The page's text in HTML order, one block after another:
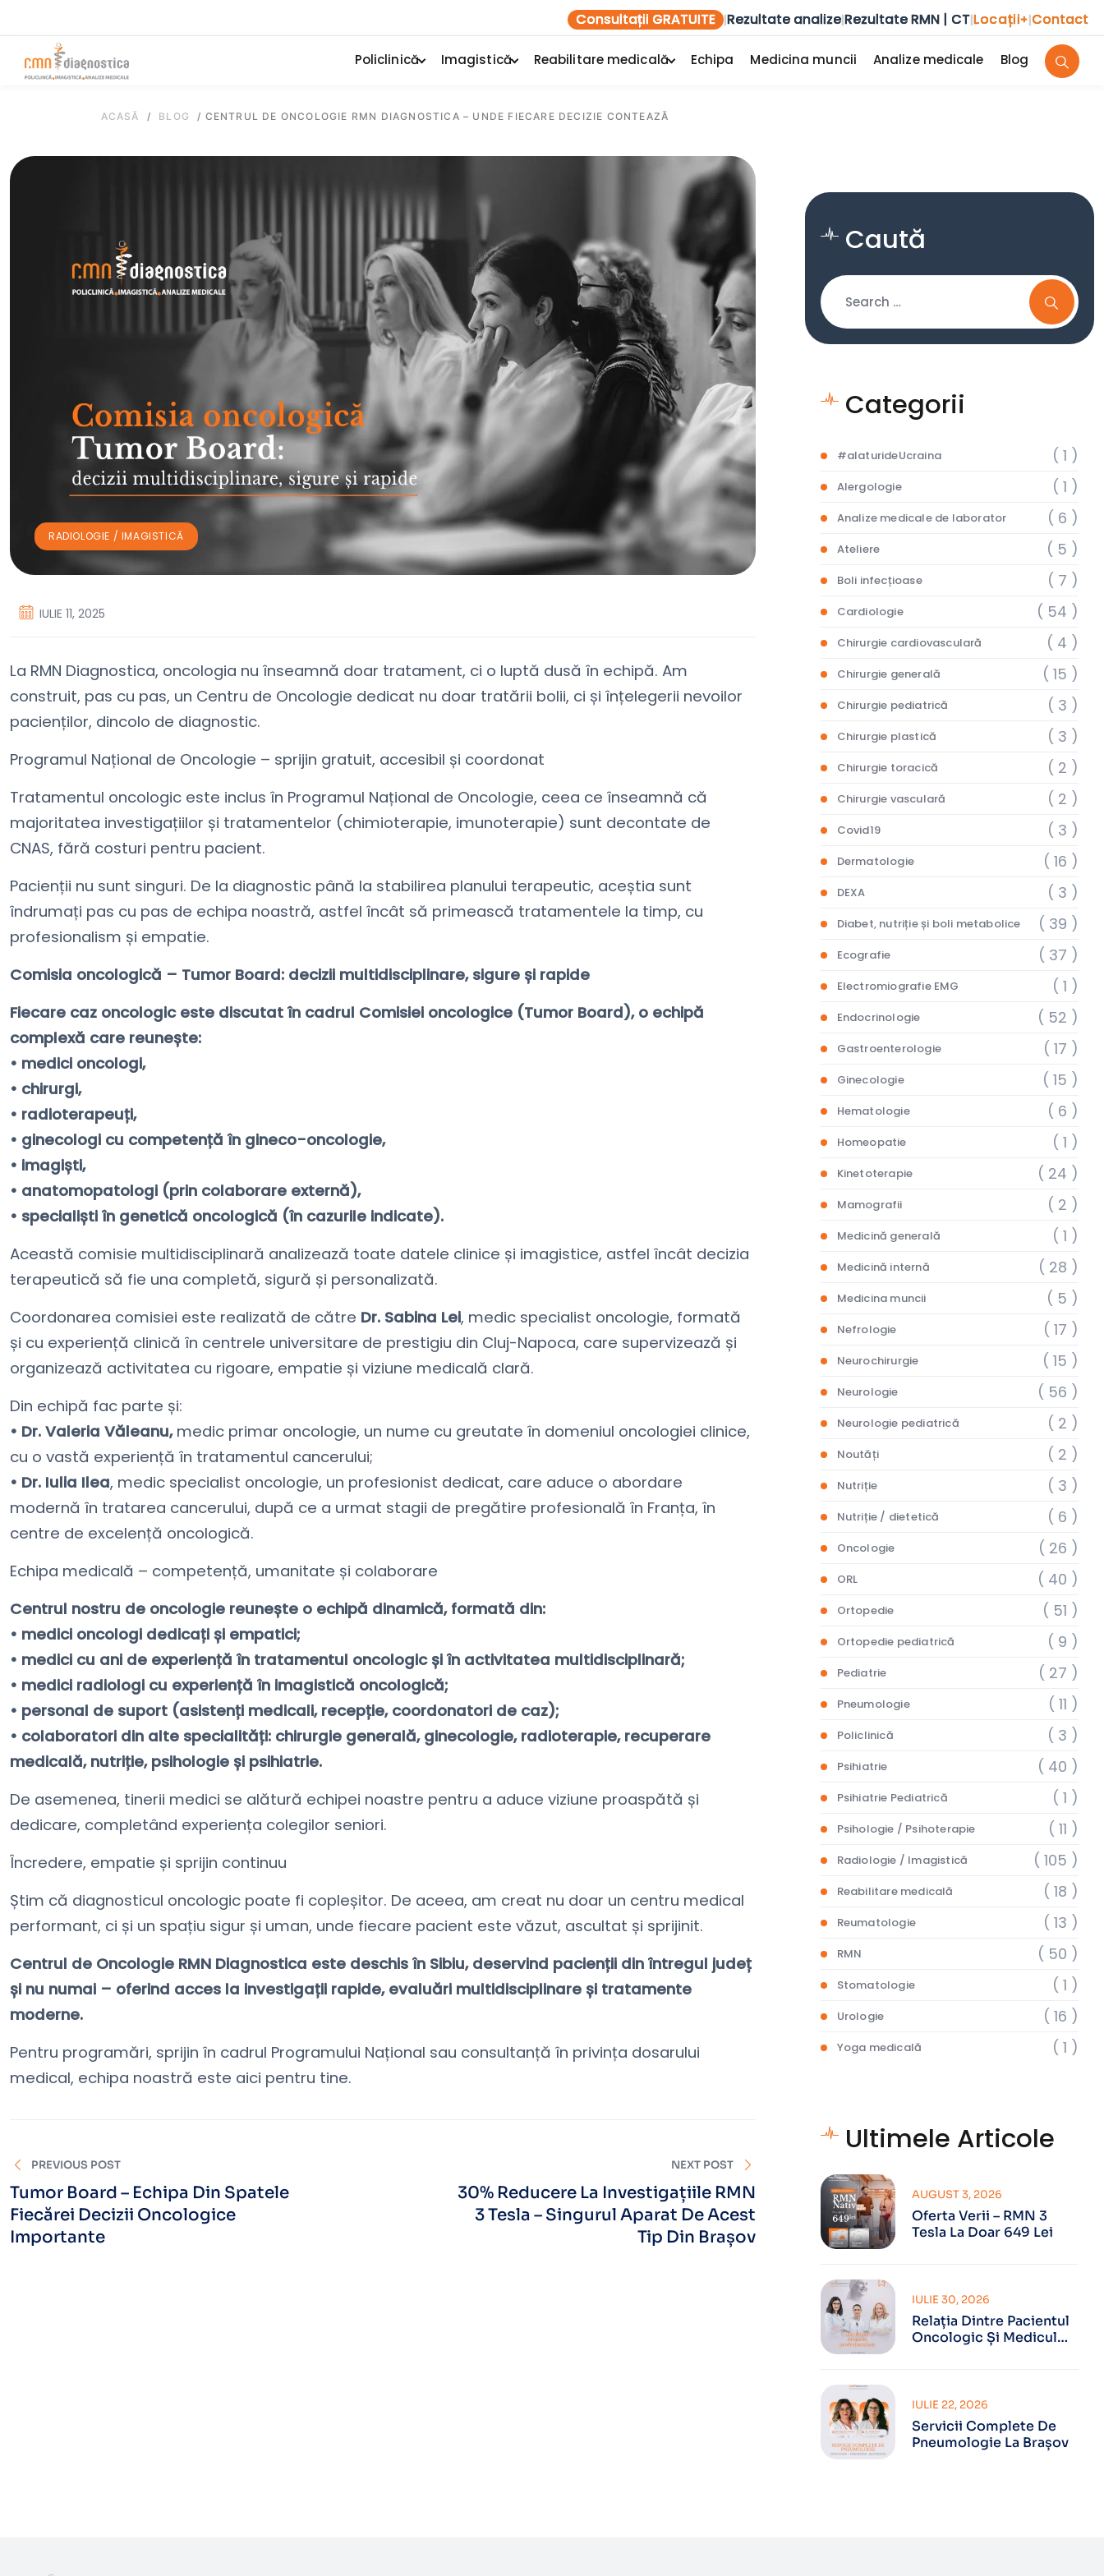
Consultații GRATUITE |Rezultate analize|Rezultate RMN | CT|Locații+|Contact
Policlinică Imagistică Reabilitare medicală Echipa Medicina muncii Analize medicale Blog
ACASĂ / BLOG / CENTRUL DE ONCOLOGIE RMN DIAGNOSTICA – UNDE FIECARE DECIZIE CONTEAZĂ
RADIOLOGIE / IMAGISTICĂ
IULIE 11, 2025
La RMN Diagnostica, oncologia nu înseamnă doar tratament, ci o luptă dusă în echipă. Am
construit, pas cu pas, un Centru de Oncologie dedicat nu doar tratării bolii, ci și înțelegerii nevoilor
pacienților, dincolo de diagnostic.
Programul Național de Oncologie – sprijin gratuit, accesibil și coordonat
Tratamentul oncologic este inclus în Programul Național de Oncologie, ceea ce înseamnă că
majoritatea investigațiilor și tratamentelor (chimioterapie, imunoterapie) sunt decontate de
CNAS, fără costuri pentru pacient.
Pacienții nu sunt singuri. De la diagnostic până la stabilirea planului terapeutic, aceștia sunt
îndrumați pas cu pas de echipa noastră, astfel încât să primească tratamentele la timp, cu
profesionalism și empatie.
Comisia oncologică – Tumor Board: decizii multidisciplinare, sigure și rapide
Fiecare caz oncologic este discutat în cadrul Comisiei oncologice (Tumor Board), o echipă
complexă care reunește:
• medici oncologi,
• chirurgi,
• radioterapeuți,
• ginecologi cu competență în gineco-oncologie,
• imagiști,
• anatomopatologi (prin colaborare externă),
• specialiști în genetică oncologică (în cazurile indicate).
Această comisie multidisciplinară analizează toate datele clinice și imagistice, astfel încât decizia
terapeutică să fie una completă, sigură și personalizată.
Coordonarea comisiei este realizată de către Dr. Sabina Lei, medic specialist oncologie, formată
și cu experiență clinică în centrele universitare de prestigiu din Cluj-Napoca, care supervizează și
organizează activitatea cu rigoare, empatie și viziune medicală clară.
Din echipă fac parte și:
• Dr. Valeria Văleanu,medic primar oncologie, un nume cu greutate în domeniul oncologiei clinice,
cu o vastă experiență în tratamentul cancerului;
• Dr. Iulia Ilea, medic specialist oncologie, un profesionist dedicat, care aduce o abordare
modernă în tratarea cancerului, după ce a urmat stagii de pregătire profesională în Franța, în
centre de excelență oncologică.
Echipa medicală – competență, umanitate și colaborare
Centrul nostru de oncologie reunește o echipă dinamică, formată din:
• medici oncologi dedicați și empatici;
• medici cu ani de experiență în tratamentul oncologic și în activitatea multidisciplinară;
• medici radiologi cu experiență în imagistică oncologică;
• personal de suport (asistenți medicali, recepție, coordonatori de caz);
• colaboratori din alte specialități: chirurgie generală, ginecologie, radioterapie, recuperare
medicală, nutriție, psihologie și psihiatrie.
De asemenea, tinerii medici se alătură echipei noastre pentru a aduce viziune proaspătă și
dedicare, completând experiența colegilor seniori.
Încredere, empatie și sprijin continuu
Știm că diagnosticul oncologic poate fi copleșitor. De aceea, am creat nu doar un centru medical
performant, ci și un spațiu sigur și uman, unde fiecare pacient este văzut, ascultat și sprijinit.
Centrul de Oncologie RMN Diagnostica este deschis în Sibiu, deservind pacienții din întregul județ
și nu numai – oferind acces la investigații rapide, evaluări multidisciplinare și tratamente
moderne.
Pentru programări, sprijin în cadrul Programului Național sau consultanță în privința dosarului
medical, echipa noastră este aici pentru tine.
PREVIOUS POST
Tumor Board – Echipa Din Spatele
Fiecărei Decizii Oncologice
Importante
NEXT POST
30% Reducere La Investigațiile RMN
3 Tesla – Singurul Aparat De Acest
Tip Din Brașov
Caută
Categorii
#alaturideUcraina ( 1 )
Alergologie ( 1 )
Analize medicale de laborator ( 6 )
Ateliere ( 5 )
Boli infecțioase ( 7 )
Cardiologie ( 54 )
Chirurgie cardiovasculară ( 4 )
Chirurgie generală ( 15 )
Chirurgie pediatrică ( 3 )
Chirurgie plastică ( 3 )
Chirurgie toracică ( 2 )
Chirurgie vasculară ( 2 )
Covid19 ( 3 )
Dermatologie ( 16 )
DEXA ( 3 )
Diabet, nutriție și boli metabolice ( 39 )
Ecografie ( 37 )
Electromiografie EMG ( 1 )
Endocrinologie ( 52 )
Gastroenterologie ( 17 )
Ginecologie ( 15 )
Hematologie ( 6 )
Homeopatie ( 1 )
Kinetoterapie ( 24 )
Mamografii ( 2 )
Medicină generală ( 1 )
Medicină internă ( 28 )
Medicina muncii ( 5 )
Nefrologie ( 17 )
Neurochirurgie ( 15 )
Neurologie ( 56 )
Neurologie pediatrică ( 2 )
Noutăți ( 2 )
Nutriție ( 3 )
Nutriție / dietetică ( 6 )
Oncologie ( 26 )
ORL ( 40 )
Ortopedie ( 51 )
Ortopedie pediatrică ( 9 )
Pediatrie ( 27 )
Pneumologie ( 11 )
Policlinică ( 3 )
Psihiatrie ( 40 )
Psihiatrie Pediatrică ( 1 )
Psihologie / Psihoterapie ( 11 )
Radiologie / Imagistică ( 105 )
Reabilitare medicală ( 18 )
Reumatologie ( 13 )
RMN ( 50 )
Stomatologie ( 1 )
Urologie ( 16 )
Yoga medicală ( 1 )
Ultimele Articole
Oferta Verii – RMN 3
Tesla La Doar 649 Lei
AUGUST 3, 2026
Relația Dintre Pacientul
Oncologic Și Medicul
IULIE 30, 2026
Servicii Complete De
Pneumologie La Brașov
IULIE 22, 2026